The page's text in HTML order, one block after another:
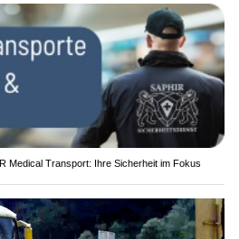
Medical Transport: Ihre Sicherheit im Fokus